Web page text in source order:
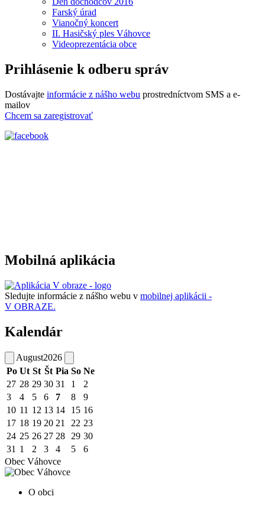
Farský úrad
Vianočný koncert
II. Hasičský ples Váhovce
Videoprezentácia obce
Prihlásenie k odberu správ
Dostávajte informácie z nášho webu prostredníctvom SMS a e-
mailov
Chcem sa zaregistrovať
Mobilná aplikácia
Sledujte informácie z nášho webu v mobilnej aplikácii -
V OBRAZE.
Kalendár
August2026
Po Ut St Št Pia So Ne
27 28 29 30 31 1
2
3
4 5 6 7 8
9
10 11 12 13 14 15 16
17 18 19 20 21 22 23
24 25 26 27 28 29 30
31 1 2 3 4 5
6
Obec Váhovce
O obci